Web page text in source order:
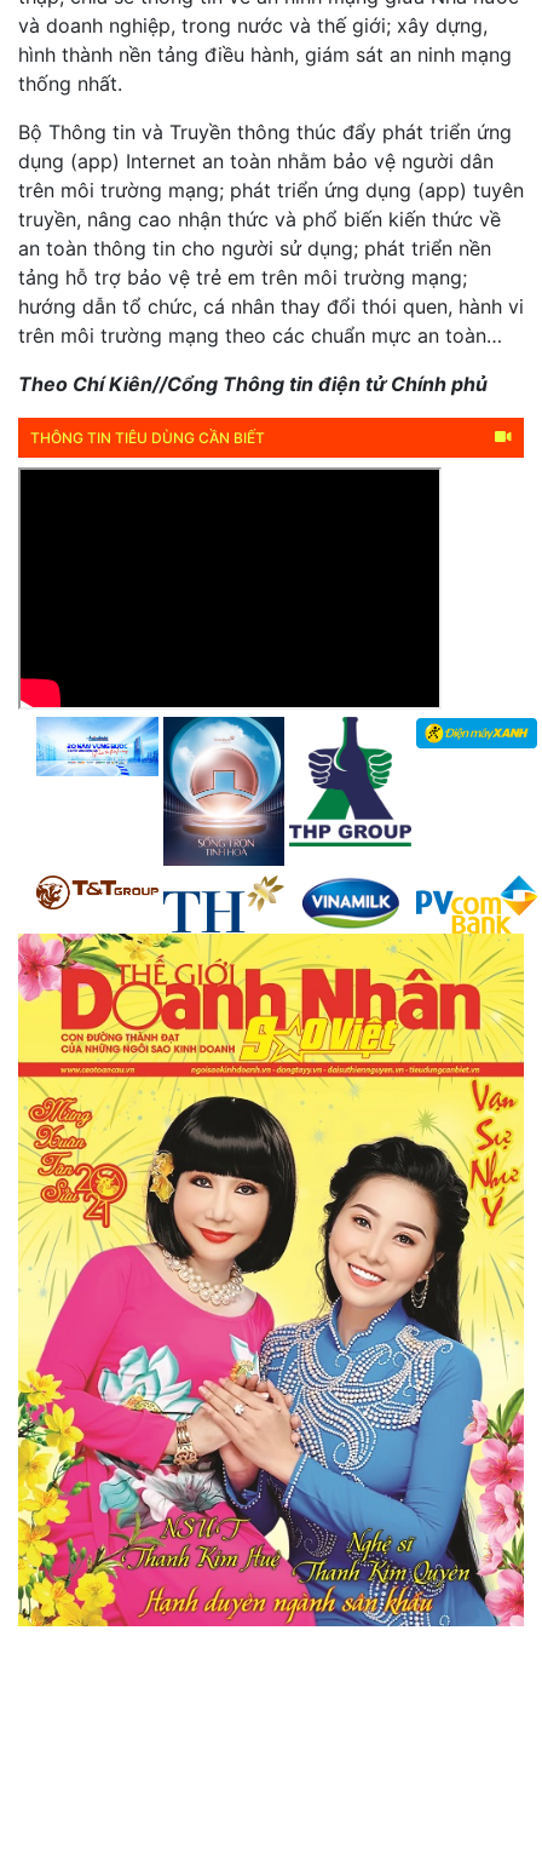
và doanh nghiệp, trong nước và thế giới; xây dựng,
hình thành nền tảng điều hành, giám sát an ninh mạng
thống nhất.
Bộ Thông tin và Truyền thông thúc đẩy phát triển ứng
dụng (app) Internet an toàn nhằm bảo vệ người dân
trên môi trường mạng; phát triển ứng dụng (app) tuyên
truyền, nâng cao nhận thức và phổ biến kiến thức về
an toàn thông tin cho người sử dụng; phát triển nền
tảng hỗ trợ bảo vệ trẻ em trên môi trường mạng;
hướng dẫn tổ chức, cá nhân thay đổi thói quen, hành vi
trên môi trường mạng theo các chuẩn mực an toàn…
Theo Chí Kiên//Cổng Thông tin điện tử Chính phủ
THÔNG TIN TIÊU DÙNG CẦN BIẾT